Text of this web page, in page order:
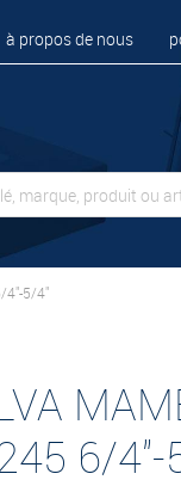
à propos de nous
4"-5/4"
6/4"-